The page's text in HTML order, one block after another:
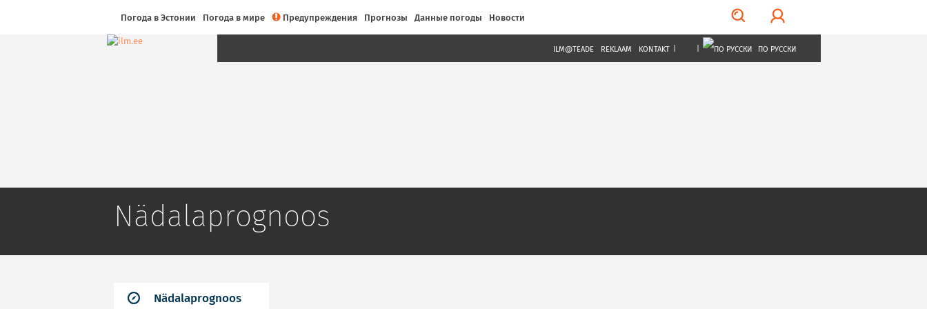
Погода в Эстонии Погода в мире Предупреждения Прогнозы Данные погоды Новости
Nädalaprognoos
ILM@TEADE REKLAAM KONTAKT ПО РУССКИ
Nädalaprognoos